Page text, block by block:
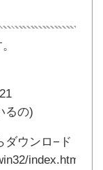
るの)
ダウンロ−ド